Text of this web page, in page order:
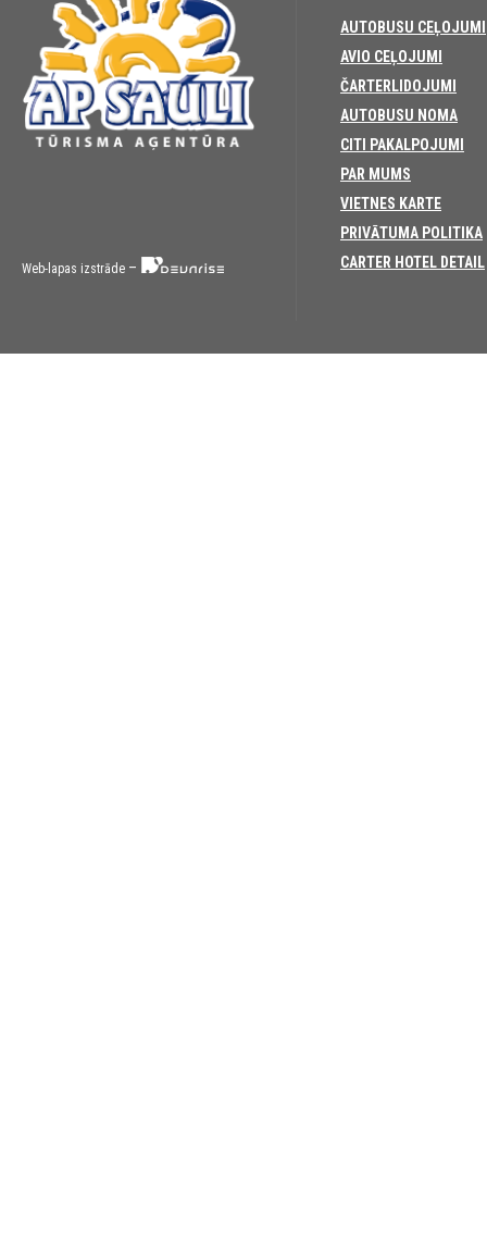
Web-lapas izstrāde –
AUTOBUSU CEĻOJUMI
AVIO CEĻOJUMI
ČARTERLIDOJUMI
AUTOBUSU NOMA
CITI PAKALPOJUMI
PAR MUMS
VIETNES KARTE
PRIVĀTUMA POLITIKA
CARTER HOTEL DETAIL